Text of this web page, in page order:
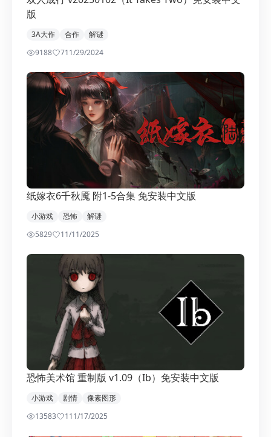
版
3A大作 合作
解谜
9188
711/29/2024
纸嫁衣6千秋魇 附1-5合集 免安装中文版
小游戏 恐怖
解谜
5829
11/11/2025
恐怖美术馆 重制版 v1.09（Ib）免安装中文版
小游戏 剧情
像素图形
13583
111/17/2025